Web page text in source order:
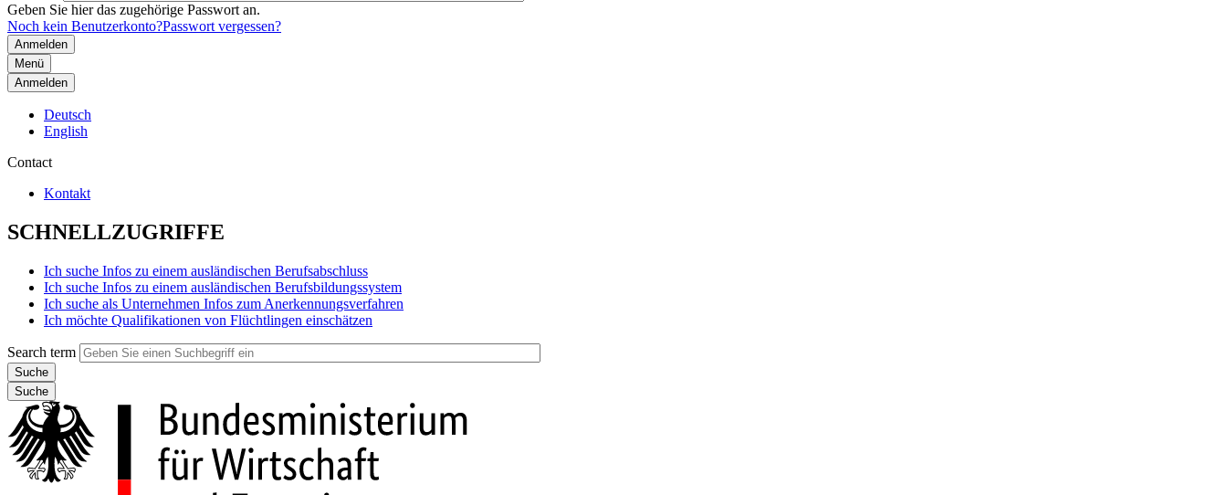
Geben Sie hier das zugehörige Passwort an.
Noch kein Benutzerkonto?Passwort vergessen?
Menü
Anmelden
Deutsch
English
Contact
Kontakt
SCHNELLZUGRIFFE
Ich suche Infos zu einem ausländischen Berufsabschluss
Ich suche Infos zu einem ausländischen Berufsbildungssystem
Ich suche als Unternehmen Infos zum Anerkennungsverfahren
Ich möchte Qualifikationen von Flüchtlingen einschätzen
Search term
Suche